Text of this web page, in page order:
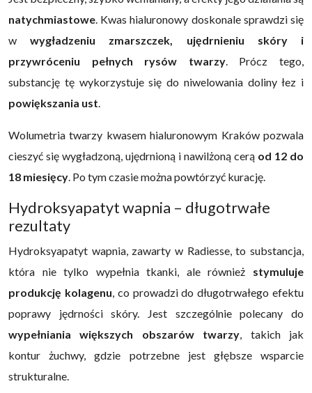
natychmiastowe . Kwas hialuronowy doskonale sprawdzi się
wwygładzeniu zmarszczek, ujędrnieniu skóry i
przywróceniu pełnych rysów twarzy. Prócz tego,
substancję tę wykorzystuje się do niwelowania doliny łez i
powiększania ust
Wolumetria twarzy kwasem hialuronowym Kraków pozwala
cieszyć się wygładzoną, ujędrnioną i nawilżoną cerą od 12 do
18 miesięcy . Po tym czasie można powtórzyć kurację.
Hydroksyapatyt wapnia – długotrwałe
rezultaty
Hydroksyapatyt wapnia, zawarty w Radiesse, to substancja,
która nie tylko wypełnia tkanki, ale również stymuluje
produkcję kolagenu , co prowadzi do długotrwałego efektu
poprawy jędrności skóry. Jest szczególnie polecany do
wypełniania większych obszarów twarzy , takich jak
kontur żuchwy, gdzie potrzebne jest głębsze wsparcie
strukturalne.